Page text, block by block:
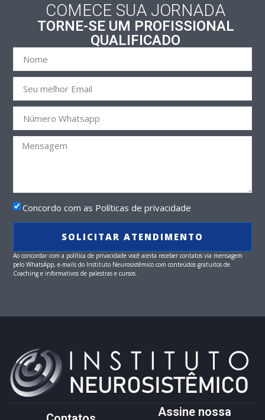
COMECE SUA JORNADA
TORNE-SE UM PROFISSIONAL
QUALIFICADO
Concordo com as Políticas de privacidade
SOLICITAR ATENDIMENTO
Ao concordar com a política de privacidade você aceita receber contatos via mensagem
pelo WhatsApp, e-mails do Instituto Neurosistêmico com conteúdos gratuitos de
Coaching e informativos de palestras e cursos.
Assine nossa